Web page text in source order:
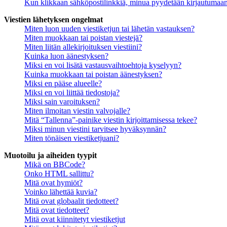
Kun klikkaan sähköpostilinkkiä, minua pyydetään
Viestien lähetyksen ongelmat
Miten luon uuden viestiketjun tai lähetän vastauksen?
Miten muokkaan tai poistan viestejä?
Miten liitän allekirjoituksen viestiini?
Kuinka luon äänestyksen?
Miksi en voi lisätä vastausvaihtoehtoja kyselyyn?
Kuinka muokkaan tai poistan äänestyksen?
Miksi en pääse alueelle?
Miksi en voi liittää tiedostoja?
Miksi sain varoituksen?
Miten ilmoitan viestin valvojalle?
Mitä “Tallenna”-painike viestin kirjoittamisessa tekee?
Miksi minun viestini tarvitsee hyväksynnän?
Miten tönäisen viestiketjuani?
Muotoilu ja aiheiden tyypit
Mikä on BBCode?
Onko HTML sallittu?
Mitä ovat hymiöt?
Voinko lähettää kuvia?
Mitä ovat globaalit tiedotteet?
Mitä ovat tiedotteet?
Mitä ovat kiinnitetyt viestiketjut